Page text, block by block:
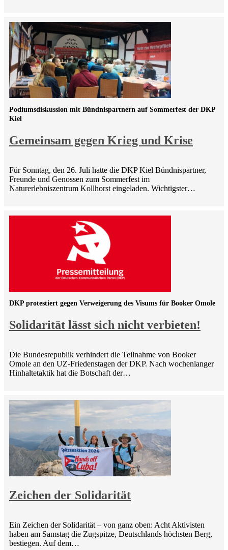
Gemeinsam gegen Krieg und Krise
Podiumsdiskussion mit Bündnispartnern auf Sommerfest der DKP
Kiel
Für Sonntag, den 26. Juli hatte die DKP Kiel Bündnispartner,
Freunde und Genossen zum Sommerfest im
Naturerlebniszentrum Kollhorst eingeladen. Wichtigster…
Solidarität lässt sich nicht verbieten!
DKP protestiert gegen Verweigerung des Visums für Booker Omole
Die Bundesrepublik verhindert die Teilnahme von Booker
Omole an den UZ-Friedenstagen der DKP. Nach wochenlanger
Hinhaltetaktik hat die Botschaft der…
Zeichen der Solidarität
Ein Zeichen der Solidarität – von ganz oben: Acht Aktivisten
haben am Samstag die Zugspitze, Deutschlands höchsten Berg,
bestiegen. Auf dem…